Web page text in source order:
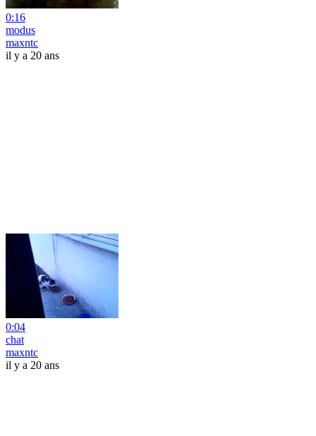
0:16
modus
maxntc
il y a 20 ans
0:04
chat
maxntc
il y a 20 ans